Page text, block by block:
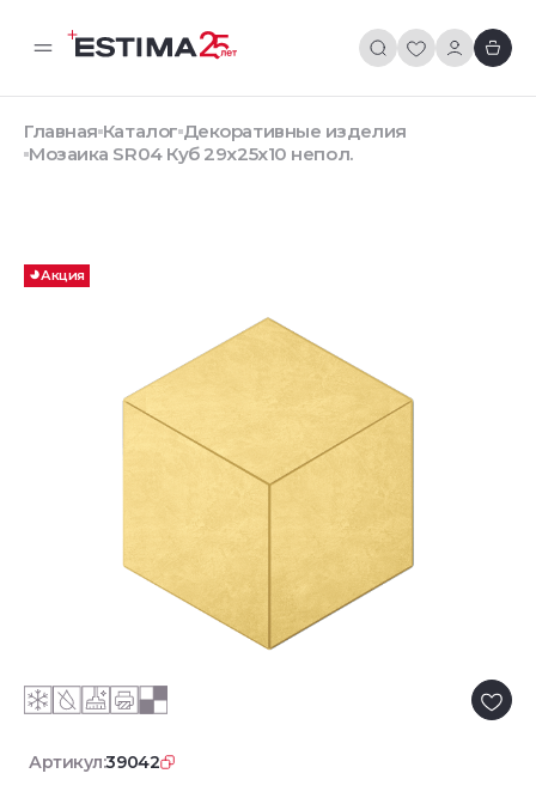
Главная Каталог Декоративные изделия
Мозаика SR04 Куб 29x25x10 непол.
Акция
Артикул:39042